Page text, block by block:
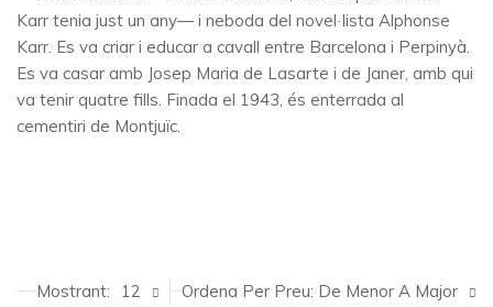
Karr tenia just un any— i neboda del novel·lista Alphonse
Karr. Es va criar i educar a cavall entre Barcelona i Perpinyà.
Es va casar amb Josep Maria de Lasarte i de Janer, amb qui
va tenir quatre fills. Finada el 1943, és enterrada al
cementiri de Montjuïc.
Ordena Per Preu: De Menor A Major
Mostrant: 12